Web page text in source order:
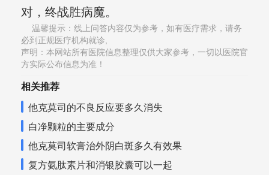
对，终战胜病魔。
温馨提示：线上问答内容仅为参考，如有医疗需求，请务
必到正规医疗机构就诊,
声明：本网站所有医院信息整理仅供大家参考，一切以医院官
方实际公布信息为准！
相关推荐
他克莫司的不良反应要多久消失
白净颗粒的主要成分
他克莫司软膏治外阴白斑多久有效果
复方氨肽素片和消银胶囊可以一起